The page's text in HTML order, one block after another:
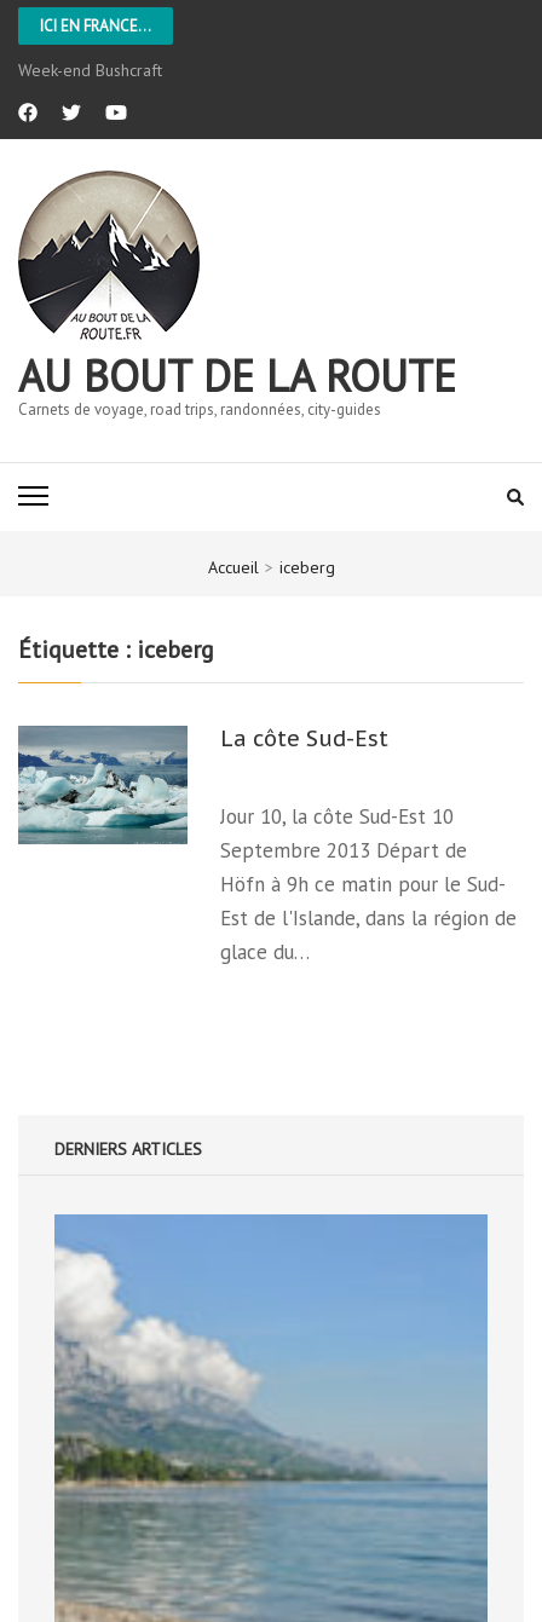
ICI EN FRANCE...
Week-end Bushcraft
AU BOUT DE LA ROUTE
Carnets de voyage, road trips, randonnées, city-guides
Accueil > iceberg
Étiquette : iceberg
La côte Sud-Est
Jour 10, la côte Sud-Est 10
Septembre 2013 Départ de
Höfn à 9h ce matin pour le Sud-
Est de l'Islande, dans la région de
glace du…
DERNIERS ARTICLES